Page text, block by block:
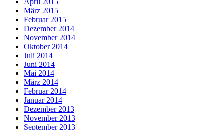
März 2015
Februar 2015
Dezember 2014
November 2014
Oktober 2014
Juli 2014
Juni 2014
Mai 2014
März 2014
Februar 2014
Januar 2014
Dezember 2013
November 2013
September 2013